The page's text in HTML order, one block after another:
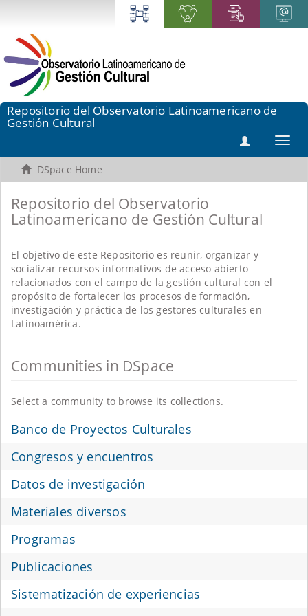
Repositorio del Observatorio Latinoamericano de
Gestión Cultural
DSpace Home
Repositorio del Observatorio
Latinoamericano de Gestión Cultural
El objetivo de este Repositorio es reunir, organizar y
socializar recursos informativos de acceso abierto
relacionados con el campo de la gestión cultural con el
propósito de fortalecer los procesos de formación,
investigación y práctica de los gestores culturales en
Latinoamérica.
Communities in DSpace
Select a community to browse its collections.
Banco de Proyectos Culturales
Congresos y encuentros
Datos de investigación
Materiales diversos
Programas
Publicaciones
Sistematización de experiencias